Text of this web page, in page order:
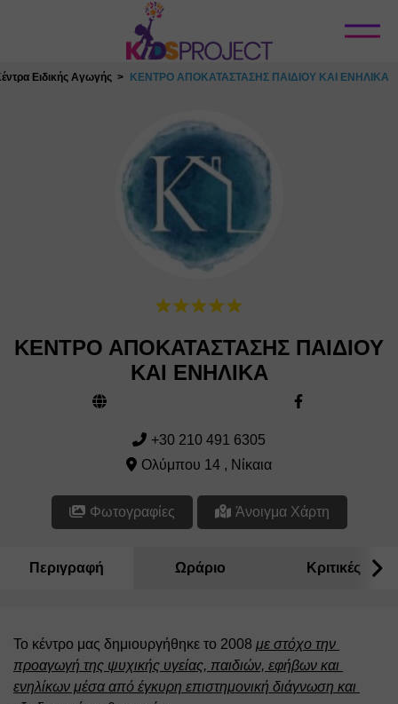
Κλείσιμο
Ειδικής Αγωγής ΚΕΝΤΡΟ ΑΠΟΚΑΤΑΣΤΑΣΗΣ ΠΑΙΔΙΟΥ ΚΑΙ ΕΝΗΛΙΚΑ
ΚΕΝΤΡΟ ΑΠΟΚΑΤΑΣΤΑΣΗΣ ΠΑΙΔΙΟΥ
ΚΑΙ ΕΝΗΛΙΚΑ
+30 210 491 6305
Ολύμπου 14 , Νίκαια
Φωτογραφίες Άνοιγμα Χάρτη
Περιγραφή Ωράριο Κριτικές
Το κέντρο μας δημιουργήθηκε το 2008 με στόχο την
προαγωγή της ψυχικής υγείας, παιδιών, εφήβων και
ενηλίκων μέσα από έγκυρη επιστημονική διάγνωση και